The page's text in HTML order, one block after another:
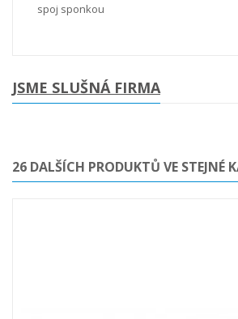
spoj sponkou
JSME SLUŠNÁ FIRMA
26 DALŠÍCH PRODUKTŮ VE STEJNÉ